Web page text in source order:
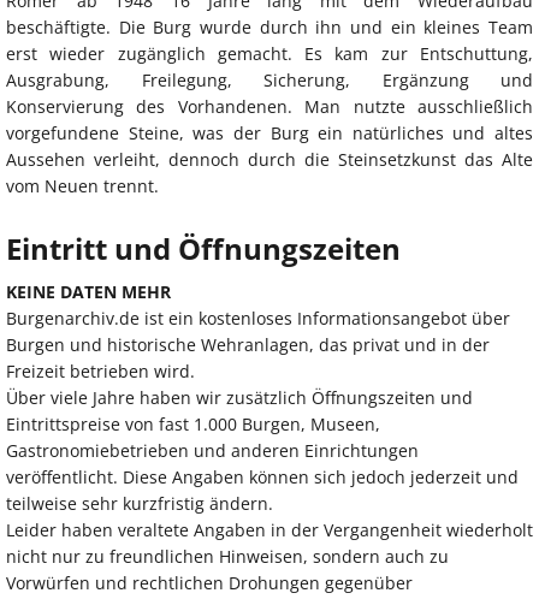
beschäftigte. Die Burg wurde durch ihn und ein kleines Team
erst wieder zugänglich gemacht. Es kam zur Entschuttung,
Ausgrabung, Freilegung, Sicherung, Ergänzung und
Konservierung des Vorhandenen. Man nutzte ausschließlich
vorgefundene Steine, was der Burg ein natürliches und altes
Aussehen verleiht, dennoch durch die Steinsetzkunst das Alte
vom Neuen trennt.
Eintritt und Öffnungszeiten
KEINE DATEN MEHR
Burgenarchiv.de ist ein kostenloses Informationsangebot über
Burgen und historische Wehranlagen, das privat und in der
Freizeit betrieben wird.
Über viele Jahre haben wir zusätzlich Öffnungszeiten und
Eintrittspreise von fast 1.000 Burgen, Museen,
Gastronomiebetrieben und anderen Einrichtungen
veröffentlicht. Diese Angaben können sich jedoch jederzeit und
teilweise sehr kurzfristig ändern.
Leider haben veraltete Angaben in der Vergangenheit wiederholt
nicht nur zu freundlichen Hinweisen, sondern auch zu
Vorwürfen und rechtlichen Drohungen gegenüber